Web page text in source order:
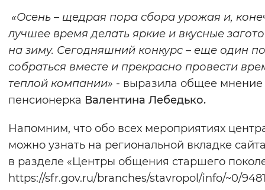
«Осень – щедрая пора сбора урожая и,
лучшее время делать яркие и вкусные
на зиму. Сегодняшний конкурс – еще один
собраться вместе и прекрасно провести
теплой компании» - выразила общее мнение
пенсионерка Валентина Лебедько.
Напомним, что обо всех мероприятиях
можно узнать на региональной вкладке
в разделе «Центры общения старшего
https://sfr.gov.ru/branches/stavropol/info/~0/